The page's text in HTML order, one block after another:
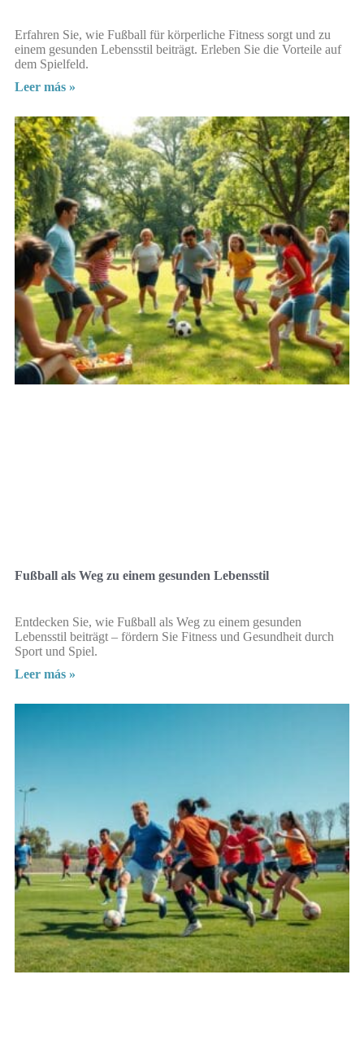
Erfahren Sie, wie Fußball für körperliche Fitness sorgt und zu
einem gesunden Lebensstil beiträgt. Erleben Sie die Vorteile auf
dem Spielfeld.
Leer más »
Fußball als Weg zu einem gesunden Lebensstil
Entdecken Sie, wie Fußball als Weg zu einem gesunden
Lebensstil beiträgt – fördern Sie Fitness und Gesundheit durch
Sport und Spiel.
Leer más »